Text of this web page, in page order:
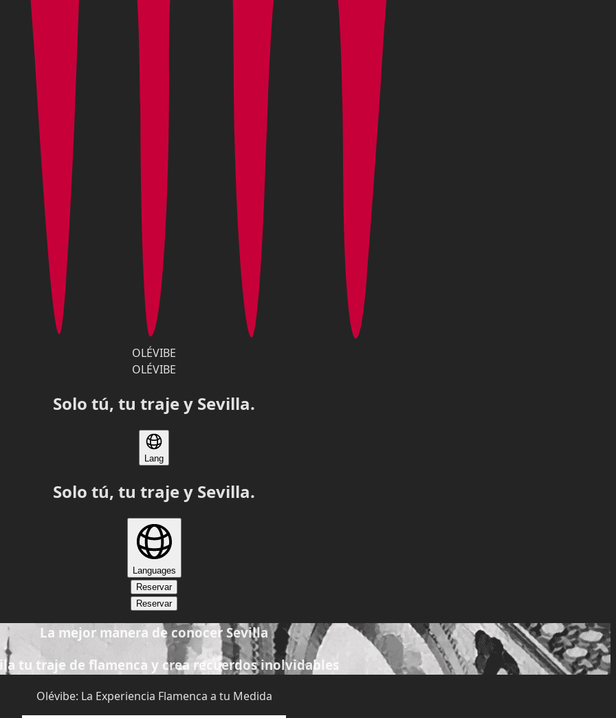
OLÉVIBE
OLÉVIBE
Solo tú, tu traje y Sevilla.
Lang
Solo tú, tu traje y Sevilla.
Languages
Reservar
Reservar
La mejor manera de conocer Sevilla
tu traje de flamenca y crea recuerdos inolvidables
Olévibe: La Experiencia Flamenca a tu Medida